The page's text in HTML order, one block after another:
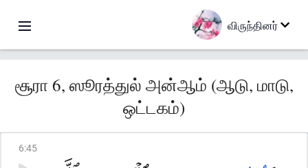
விருந்தினர்
சூரா 6, ஸூரத்துல் அன்ஆம் (ஆடு, மாடு,
ஒட்டகம்)
6:45